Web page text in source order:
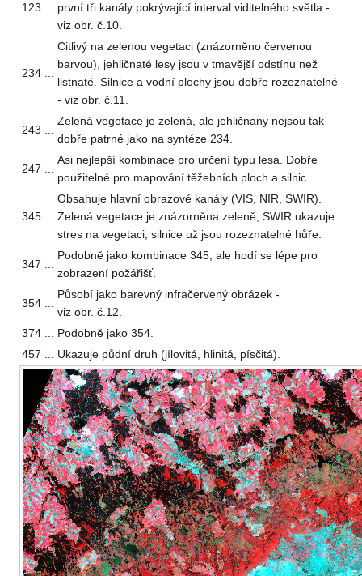
123 ... první tři kanály pokrývající interval viditelného světla -
viz obr. č.10.
234 ...
Citlivý na zelenou vegetaci (znázorněno červenou
barvou), jehličnaté lesy jsou v tmavější odstínu než
listnaté. Silnice a vodní plochy jsou dobře rozeznatelné
- viz obr. č.11.
243 ...
Zelená vegetace je zelená, ale jehličnany nejsou tak
dobře patrné jako na syntéze 234.
247 ...
Asi nejlepší kombinace pro určení typu lesa. Dobře
použitelné pro mapování těžebních ploch a silnic.
345 ...
Obsahuje hlavní obrazové kanály (VIS, NIR, SWIR).
Zelená vegetace je znázorněna zeleně, SWIR ukazuje
stres na vegetaci, silnice už jsou rozeznatelné hůře.
347 ...
Podobně jako kombinace 345, ale hodí se lépe pro
zobrazení požářišť.
354 ...
Působí jako barevný infračervený obrázek -
viz obr. č.12.
374 ... Podobně jako 354.
457 ... Ukazuje půdní druh (jílovitá, hlinitá, písčitá).